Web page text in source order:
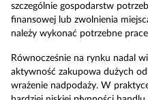
szczególnie gospodarstw
finansowej lub zwolnienia
należy wykonać potrzebne
Równocześnie na rynku nadal
aktywność zakupowa dużych
wrażenie nadpodaży. W